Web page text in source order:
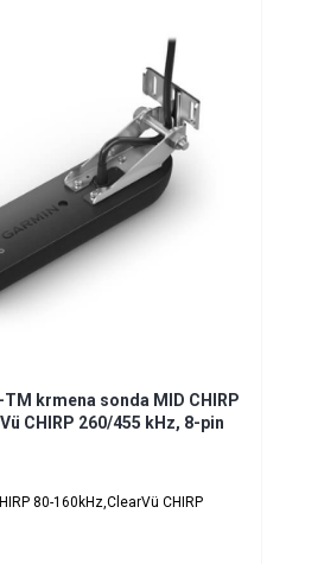
TM krmena sonda MID CHIRP
CHIRP 260/455 kHz, 8-pin
80-160kHz,ClearVü CHIRP